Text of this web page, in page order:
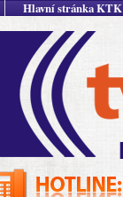
Hlavní stránka KTK